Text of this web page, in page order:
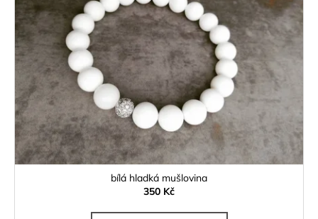
bílá hladká mušlovina
350 Kč